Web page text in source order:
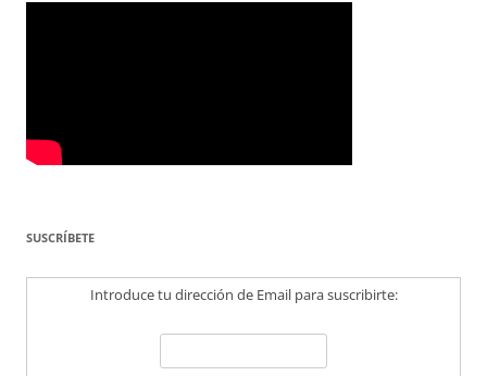
SUSCRÍBETE
Introduce tu dirección de Email para suscribirte: